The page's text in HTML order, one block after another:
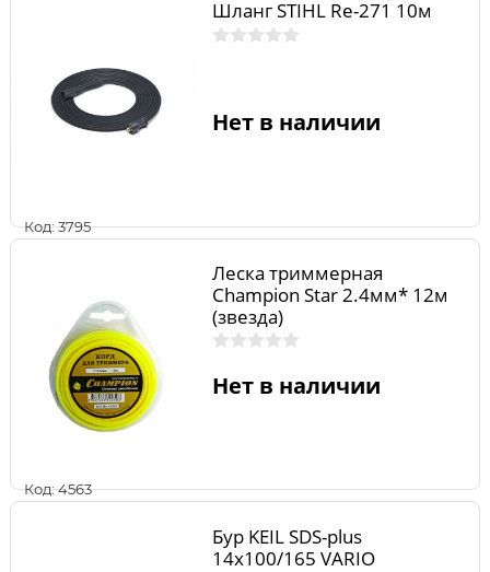
Код: 3795
Шланг STIHL Rе-271 10м
Нет в наличии
Код: 4563
Леска триммерная
Champion Star 2.4мм* 12м
(звезда)
Нет в наличии
Бур KEIL SDS-plus
14х100/165 VARIO